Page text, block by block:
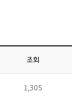
조회
1,305